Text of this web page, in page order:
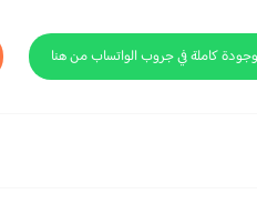
كاملة في جروب الواتساب من هنا